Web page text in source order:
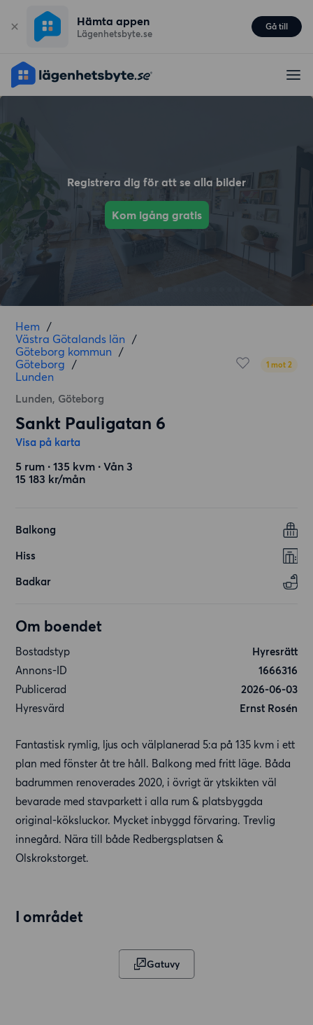
Hämta appen
Lägenhetsbyte.se
Gå till
Registrera dig för att se alla bilder
Kom igång gratis
Hem /
Västra Götalands län /
Göteborg kommun /
Göteborg /
Lunden
Lunden, Göteborg
1 mot 2
Sankt Pauligatan 6
Visa på karta
5 rum ∙ 135 kvm ∙ Vån 3
15 183 kr/mån
Balkong
Hiss
Badkar
Om boendet
Bostadstyp
Hyresrätt
Annons-ID
1666316
Publicerad
2026-06-03
Hyresvärd
Ernst Rosén
Fantastisk rymlig, ljus och välplanerad 5:a på 135 kvm i ett
plan med fönster åt tre håll. Balkong med fritt läge. Båda
badrummen renoverades 2020, i övrigt är ytskikten väl
bevarade med stavparkett i alla rum & platsbyggda
original-köksluckor. Mycket inbyggd förvaring. Trevlig
innegård. Nära till både Redbergsplatsen &
Olskrokstorget.
I området
Gatuvy